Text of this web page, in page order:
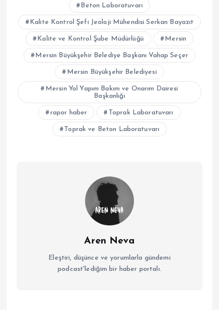
Beton Laboratuvarı
Kalite Kontrol Şefi Jeoloji Mühendisi Serkan Bayazıt
Kalite ve Kontrol Şube Müdürlüğü Mersin
Mersin Büyükşehir Belediye Başkanı Vahap Seçer
Mersin Büyükşehir Belediyesi
Mersin Yol Yapım Bakım ve Onarım Dairesi
Başkanlığı
rapor haber Toprak Laboratuvarı
Toprak ve Beton Laboratuvarı
Aren Neva
Eleştiri, düşünce ve yorumlarla gündemi
podcast'lediğim bir haber portalı.